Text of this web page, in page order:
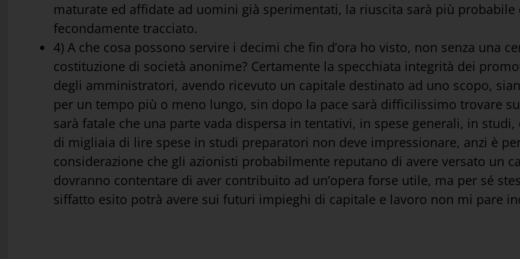
maturate ed affidate ad uomini già sperimentati, la riuscita sarà più probabile
fecondamente tracciato.
4) A che cosa possono servire i decimi che fin d’ora ho visto, non senza una
costituzione di società anonime? Certamente la specchiata integrità dei
degli amministratori, avendo ricevuto un capitale destinato ad uno scopo,
per un tempo più o meno lungo, sin dopo la pace sarà difficilissimo trovare
sarà fatale che una parte vada dispersa in tentativi, in spese generali, in
di migliaia di lire spese in studi preparatori non deve impressionare, anzi è
considerazione che gli azionisti probabilmente reputano di avere versato un
dovranno contentare di aver contribuito ad un’opera forse utile, ma per sé
siffatto esito potrà avere sui futuri impieghi di capitale e lavoro non mi pare